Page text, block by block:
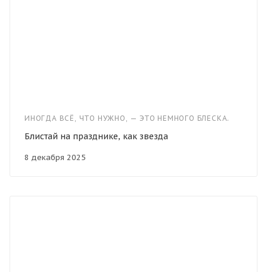
ИНОГДА ВСЁ, ЧТО НУЖНО, — ЭТО НЕМНОГО БЛЕСКА.
8 декабря 2025
Блистай на празднике, как звезда